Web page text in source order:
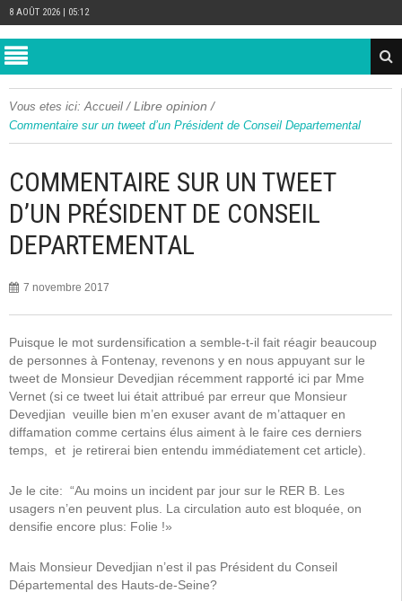
8 AOÛT 2026 | 05:12
Vous etes ici: Accueil /Libre opinion /
Commentaire sur un tweet d’un Président de Conseil Departemental
COMMENTAIRE SUR UN TWEET
D’UN PRÉSIDENT DE CONSEIL
DEPARTEMENTAL
7 novembre 2017
Puisque le mot surdensification a semble-t-il fait réagir beaucoup
de personnes à Fontenay, revenons y en nous appuyant sur le
tweet de Monsieur Devedjian récemment rapporté ici par Mme
Vernet (si ce tweet lui était attribué par erreur que Monsieur
Devedjian veuille bien m’en exuser avant de m’attaquer en
diffamation comme certains élus aiment à le faire ces derniers
temps, et je retirerai bien entendu immédiatement cet article).
Je le cite: “Au moins un incident par jour sur le RER B. Les
usagers n’en peuvent plus. La circulation auto est bloquée, on
densifie encore plus: Folie !»
Mais Monsieur Devedjian n’est il pas Président du Conseil
Départemental des Hauts-de-Seine?